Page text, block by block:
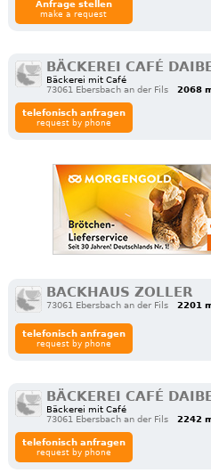
Anfrage stellen
make a request
BÄCKEREI CAFÉ
Bäckerei mit Café
73061 Ebersbach an der Fils
2068
telefonisch anfragen
request by phone
BACKHAUS ZOLLER
73061 Ebersbach an der Fils 2201
telefonisch anfragen
request by phone
BÄCKEREI CAFÉ
Bäckerei mit Café
73061 Ebersbach an der Fils
2242
telefonisch anfragen
request by phone